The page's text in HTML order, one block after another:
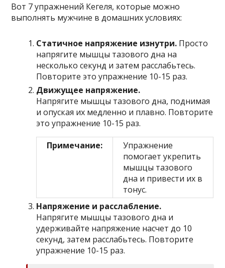
Вот 7 упражнений Кегеля, которые можно
выполнять мужчине в домашних условиях:
Статичное напряжение изнутри. Просто
напрягите мышцы тазового дна на
несколько секунд и затем расслабьтесь.
Повторите это упражнение 10-15 раз.
Движущее напряжение.
Напрягите мышцы тазового дна, поднимая
и опуская их медленно и плавно. Повторите
это упражнение 10-15 раз.
Примечание:
Упражнение
помогает укрепить
мышцы тазового
дна и привести их в
тонус.
Напряжение и расслабление.
Напрягите мышцы тазового дна и
удерживайте напряжение насчет до 10
секунд, затем расслабьтесь. Повторите
упражнение 10-15 раз.